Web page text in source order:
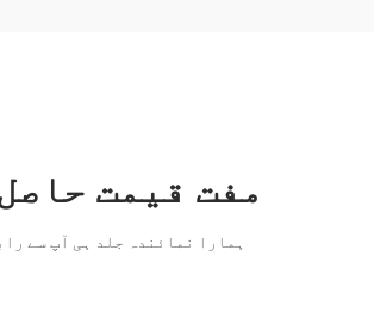
مفت قیمت
ہمارا نمائندہ جلد ہی آپ سے